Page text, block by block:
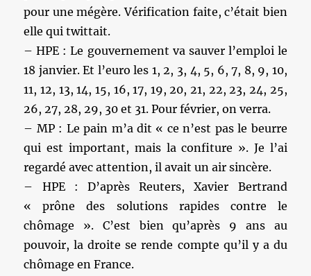
pour une mégère. Vérification faite, c’était bien
elle qui twittait.
– HPE : Le gouvernement va sauver l’emploi le
18 janvier. Et l’euro les 1, 2, 3, 4, 5, 6, 7, 8, 9, 10,
11, 12, 13, 14, 15, 16, 17, 19, 20, 21, 22, 23, 24, 25,
26, 27, 28, 29, 30 et 31. Pour février, on verra.
– MP : Le pain m’a dit « ce n’est pas le beurre
qui est important, mais la confiture ». Je l’ai
regardé avec attention, il avait un air sincère.
– HPE : D’après Reuters, Xavier Bertrand
« prône des solutions rapides contre le
chômage ». C’est bien qu’après 9 ans au
pouvoir, la droite se rende compte qu’il y a du
chômage en France.